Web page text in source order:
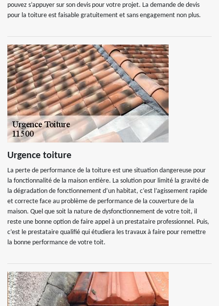
pouvez s’appuyer sur son devis pour votre projet. La demande de devis
pour la toiture est faisable gratuitement et sans engagement non plus.
Urgence toiture
La perte de performance de la toiture est une situation dangereuse pour
la fonctionnalité de la maison entière. La solution pour limité la gravité de
la dégradation de fonctionnement d’un habitat, c’est l’agissement rapide
et correcte face au problème de performance de la couverture de la
maison. Quel que soit la nature de dysfonctionnement de votre toit, il
reste une bonne option de faire appel à un prestataire professionnel. Puis,
c’est le prestataire qualifié qui étudiera les travaux à faire pour remettre
la bonne performance de votre toit.